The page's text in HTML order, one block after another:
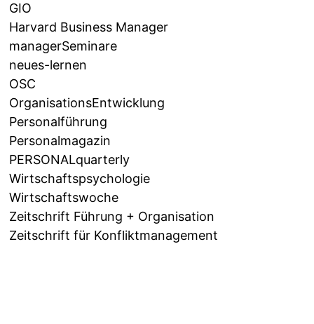
GIO
Harvard Business Manager
managerSeminare
neues-lernen
OSC
OrganisationsEntwicklung
Personalführung
Personalmagazin
PERSONALquarterly
Wirtschaftspsychologie
Wirtschaftswoche
Zeitschrift Führung + Organisation
Zeitschrift für Konfliktmanagement